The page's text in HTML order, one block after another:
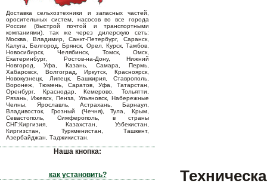
Доставка сельхозтехники и запасных частей,
оросительных систем, насосов во все города
России (быстрой почтой и транспортными
компаниями), так же через дилерскую сеть:
Москва, Владимир, Санкт-Петербург, Саранск,
Калуга, Белгород, Брянск, Орел, Курск, Тамбов,
Новосибирск, Челябинск, Томск, Омск,
Екатеринбург, Ростов-на-Дону, Нижний
Новгород, Уфа, Казань, Самара, Пермь,
Хабаровск, Волгоград, Иркутск, Красноярск,
Новокузнецк, Липецк, Башкирия, Ставрополь,
Воронеж, Тюмень, Саратов, Уфа, Татарстан,
Оренбург, Краснодар, Кемерово, Тольятти,
Рязань, Ижевск, Пенза, Ульяновск, Набережные
Челны, Ярославль, Астрахань, Барнаул,
Владивосток, Грозный (Чечня), Тула, Крым,
Севастополь, Симферополь, в страны
СНГ:Киргизия, Казахстан, Узбекистан,
Киргизстан, Туркменистан, Ташкент,
Азербайджан, Таджикистан.
Наша кнопка:
как установить?